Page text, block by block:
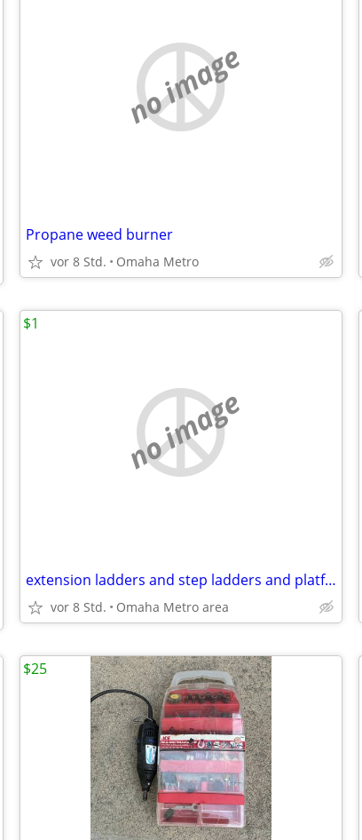
no image
Propane weed burner
vor 8 Std. Omaha Metro
no image
extension ladders and step ladders and platform ladders - rental
vor 8 Std. Omaha Metro area
$1
$25